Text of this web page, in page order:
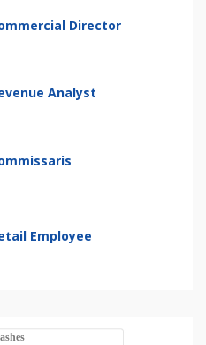
Director
Analyst
Employee